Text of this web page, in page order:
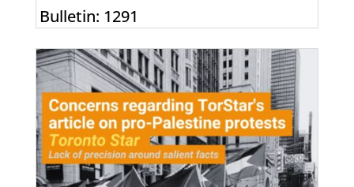
Bulletin: 1291